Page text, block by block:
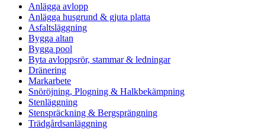
Anlägga avlopp
Anlägga husgrund & gjuta platta
Asfaltsläggning
Bygga altan
Bygga pool
Byta avloppsrör, stammar & ledningar
Dränering
Markarbete
Snöröjning, Plogning & Halkbekämpning
Stenläggning
Stenspräckning & Bergsprängning
Trädgårdsanläggning